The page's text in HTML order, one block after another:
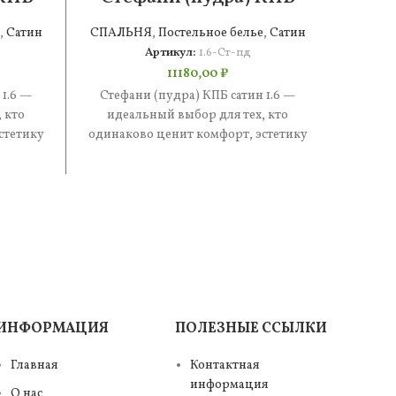
, Сатин
—
сатин 1.6
СПАЛЬНЯ, Постельное белье, Сатин
Артикул: 1.6-Ст-пд
11180,00₽
Стефани (пудра) КПБ сатин 1.6 —
идеальный выбор для тех, кто
одинаково ценит комфорт, эстетику
Главная
ПОЛЕЗНЫЕ ССЫЛКИ
Контактная
информация